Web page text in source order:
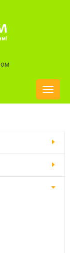
Toggle